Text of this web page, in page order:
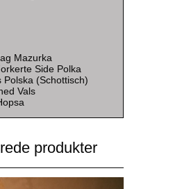
Mazurka
Side Polka
(Schottisch)
Vals
produkter